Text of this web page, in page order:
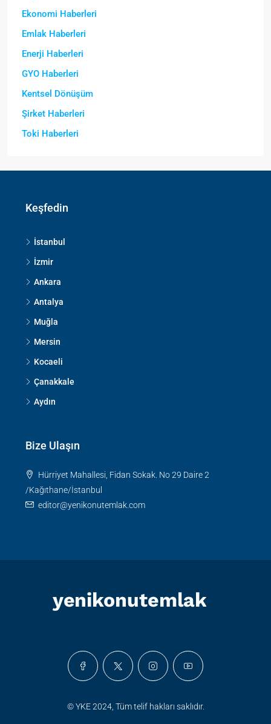
Ekonomi Haberleri
Emlak Haberleri
Enerji Haberleri
GYO Haberleri
Kentsel Dönüşüm
Şirket Haberleri
Toki Haberleri
Keşfedin
İstanbul
İzmir
Ankara
Antalya
Muğla
Mersin
Kocaeli
Çanakkale
Aydın
Bize Ulaşın
Hürriyet Mahallesi, Fidan Sokak. No 29 Daire 2
/Kağıthane/İstanbul
editor@yenikonutemlak.com
© YKE 2024, Tüm telif hakları saklıdır.